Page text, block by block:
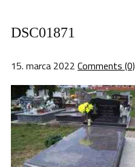
DSC01871
15. marca 2022 Comments (0)